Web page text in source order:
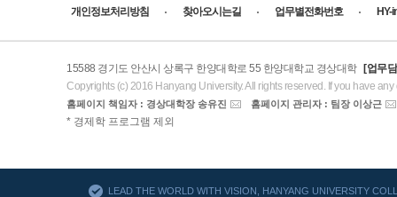
개인정보처리방침 찾아오시는길 업무별전화번호 HY-
15588 경기도 안산시 상록구 한양대학로 55 한양대학교 경상대학
[업무
Copyrights (c) 2016 Hanyang University. All rights reserved. If you have any
홈페이지 책임자 : 경상대학장 송유진 홈페이지 관리자 : 팀장 이상근
AACSB
* 경제학 프로그램 제외
LEAD THE WORLD WITH VISION, HANYANG UNIVERSITY